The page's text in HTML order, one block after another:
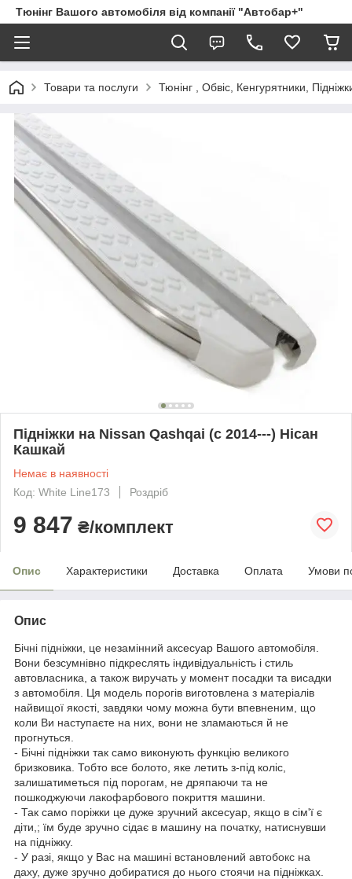
Тюнінг Вашого автомобіля від компанії "Автобар+"
Товари та послуги Тюнінг , Обвіс, Кенгурятники,
Підніжки на Nissan Qashqai (c 2014---) Нісан
Кашкай
Немає в наявності
Код: White Line173
Роздріб
9 847 ₴/комплект
Опис Характеристики Доставка Оплата Умови
Опис
Бічні підніжки, це незамінний аксесуар Вашого автомобіля.
Вони безсумнівно підкреслять індивідуальність і стиль
автовласника, а також виручать у момент посадки та висадки
з автомобіля. Ця модель порогів виготовлена з матеріалів
найвищої якості, завдяки чому можна бути впевненим, що
коли Ви наступаєте на них, вони не зламаються й не
прогнуться.
- Бічні підніжки так само виконують функцію великого
бризковика. Тобто все болото, яке летить з-під коліс,
залишатиметься під порогам, не дряпаючи та не
пошкоджуючи лакофарбового покриття машини.
- Так само поріжки це дуже зручний аксесуар, якщо в сім'ї є
діти,; їм буде зручно сідає в машину на початку, натиснувши
на підніжку.
- У разі, якщо у Вас на машині встановлений автобокс на
даху, дуже зручно добиратися до нього стоячи на підніжках.